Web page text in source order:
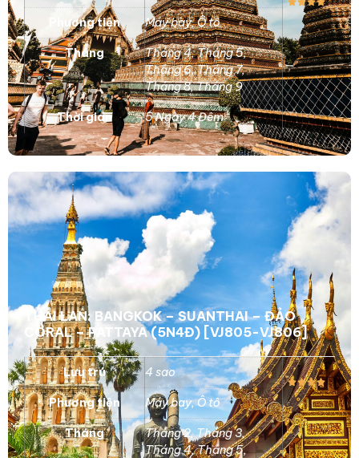
Phương tiện Máy bay,Ô tô
Tháng Tháng 4,Tháng 5,
Tháng 6,Tháng 7,
Tháng 8,Tháng 9
Thời gian 5 Ngày 4 Đêm
THÁI LAN: BANGKOK – SUANTHAI – ĐẢO
CORAL – PATTAYA (5N4Đ) [VJ805-VJ806]
Lưu trú 4 sao
Phương tiện Máy bay,Ô tô
Tháng Tháng 2,Tháng 3,
Tháng 4,Tháng 5,